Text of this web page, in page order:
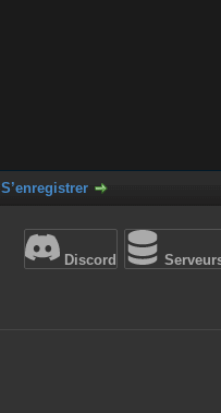
S’enregistrer
Discord